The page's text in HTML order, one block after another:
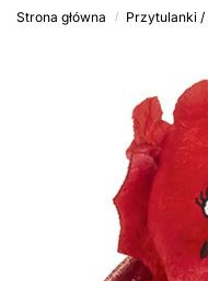
Strona główna / Przytulanki /